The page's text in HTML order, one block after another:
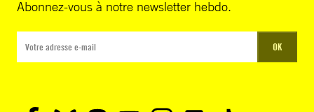
Abonnez-vous à notre newsletter hebdo.
OK